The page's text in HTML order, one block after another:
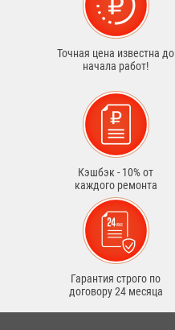
Точная цена известна до
начала работ!
Кэшбэк - 10% от
каждого ремонта
Гарантия строго по
договору 24 месяца